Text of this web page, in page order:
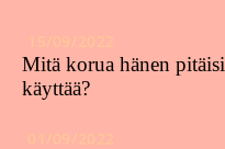
Mitä korua hänen pitäisi
käyttää?